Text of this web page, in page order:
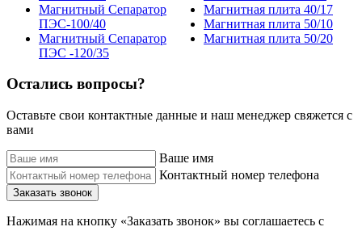
Магнитный Сепаратор
ПЭС-100/40
Магнитный Сепаратор
ПЭС -120/35
Магнитная плита 40/17
Магнитная плита 50/10
Магнитная плита 50/20
Остались вопросы?
Оставьте свои контактные данные и наш менеджер свяжется с
вами
Ваше имя
Контактный номер телефона
Заказать звонок
Нажимая на кнопку «Заказать звонок» вы соглашаетесь с